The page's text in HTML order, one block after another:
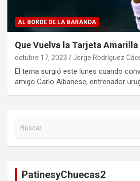
AL BORDE DE LA BARANDA
Que Vuelva la Tarjeta Amarilla
octubre 17, 2023 Jorge Rodríguez
El tema surgió este lunes cuando
amigo Carlo Albanese, entrenador
PatinesyChuecas2